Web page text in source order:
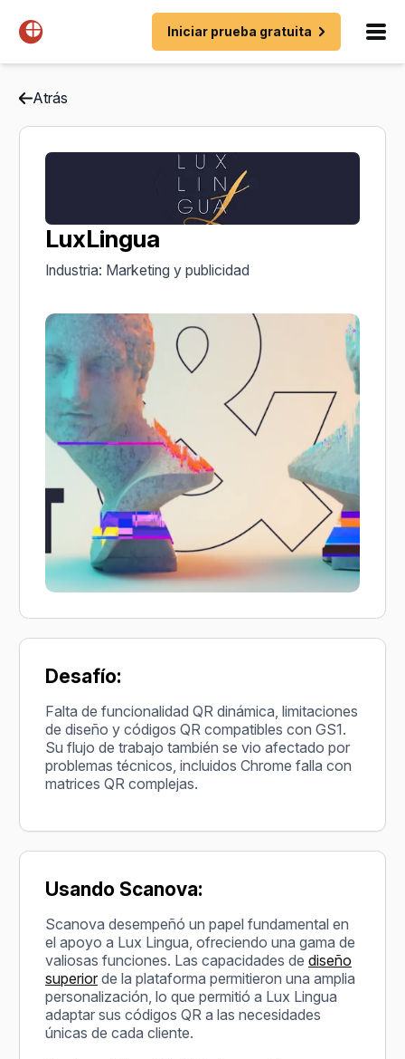
Iniciar prueba gratuita
Atrás
LuxLingua
Industria: Marketing y publicidad
Desafío:
Falta de funcionalidad QR dinámica, limitaciones
de diseño y códigos QR compatibles con GS1.
Su flujo de trabajo también se vio afectado por
problemas técnicos, incluidos Chrome falla con
matrices QR complejas.
Usando Scanova:
Scanova desempeñó un papel fundamental en
el apoyo a Lux Lingua, ofreciendo una gama de
valiosas funciones. Las capacidades de diseño
superior de la plataforma permitieron una amplia
personalización, lo que permitió a Lux Lingua
adaptar sus códigos QR a las necesidades
únicas de cada cliente.